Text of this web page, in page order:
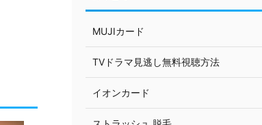
MUJIカード
TVドラマ見逃し無料視聴方法
イオンカード